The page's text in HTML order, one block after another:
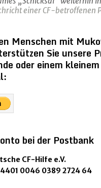
einer CF-betroffenen
Menschen mit
Sie unsere
oder einem
bei der Postbank
CF-Hilfe e.V.
4401 0046 0389 2724 64